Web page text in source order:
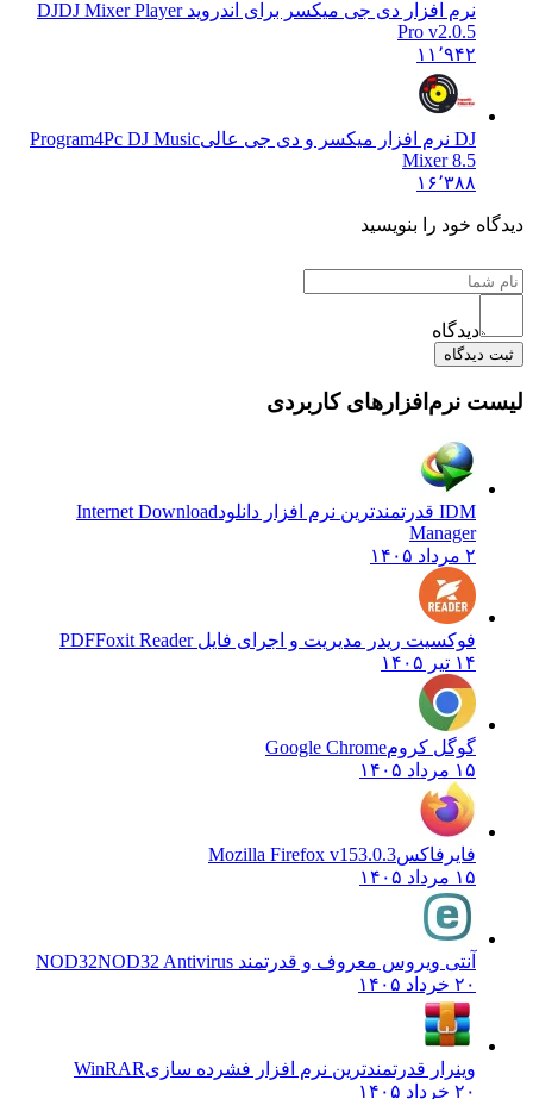
نرم افزار دی جی میکسر برای اندروید DJ DJ Mixer Player
Pro v2.0.5
۱۱٬۹۴۲
Program4Pc DJ Music
Mixer 8.5
۱۶٬۳۸۸
خود را بنویسید
نرم‌افزارهای کاربردی
Internet Download
Manager
فوکسیت ریدر مدیریت و اجرای فایل PDFFoxit Reader
گوگل کروم Google Chrome
فایرفاکس Mozilla Firefox v153.0.3
آنتی ویروس معروف و قدرتمند NOD32NOD32 Antivirus
وینرار قدرتمندترین نرم افزار فشرده سازیWinRAR